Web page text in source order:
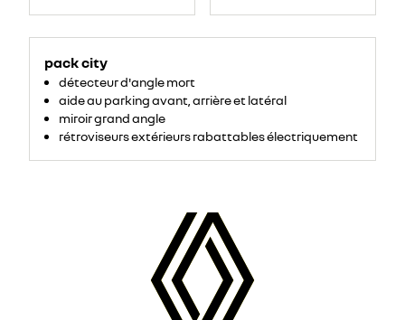
pack city
détecteur d'angle mort
aide au parking avant, arrière et latéral
miroir grand angle
rétroviseurs extérieurs rabattables électriquement